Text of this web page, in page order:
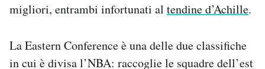
migliori, entrambi infortunati al tendine d’Achille.
La Eastern Conference è una delle due classifiche
in cui è divisa l’NBA: raccoglie le squadre dell’est